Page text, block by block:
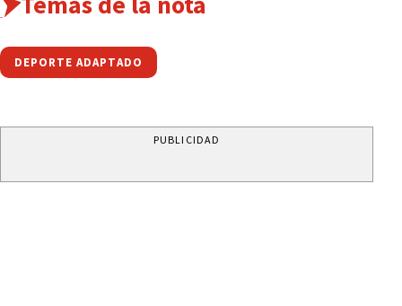
DEPORTE ADAPTADO
PUBLICIDAD